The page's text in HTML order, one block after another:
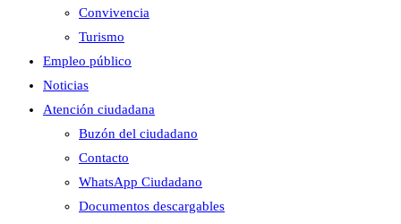
Convivencia
Turismo
Empleo público
Noticias
Atención ciudadana
Buzón del ciudadano
Contacto
WhatsApp Ciudadano
Documentos descargables